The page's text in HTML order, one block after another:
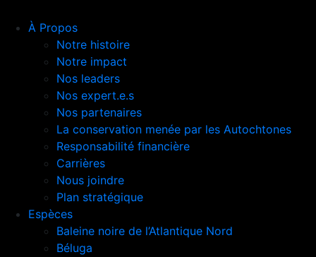
À Propos
Notre histoire
Notre impact
Nos leaders
Nos expert.e.s
Nos partenaires
La conservation menée par les Autochtones
Responsabilité financière
Carrières
Nous joindre
Plan stratégique
Espèces
Baleine noire de l’Atlantique Nord
Béluga